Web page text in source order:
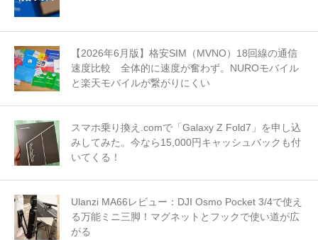
【2026年6月版】格安SIM（MVNO）18回線の通信
速度比較 全体的に速度が奮わず。NUROモバイル
と楽天モバイルが繋がりにくい
スマホ乗り換え.comで「Galaxy Z Fold7」を申し込
みしてみた。今なら15,000円キャッシュバックも付
いてくる！
Ulanzi MA66レビュー：DJI Osmo Pocket 3/4で使え
る万能ミニ三脚！マグネットとフックで使い道が広
がる